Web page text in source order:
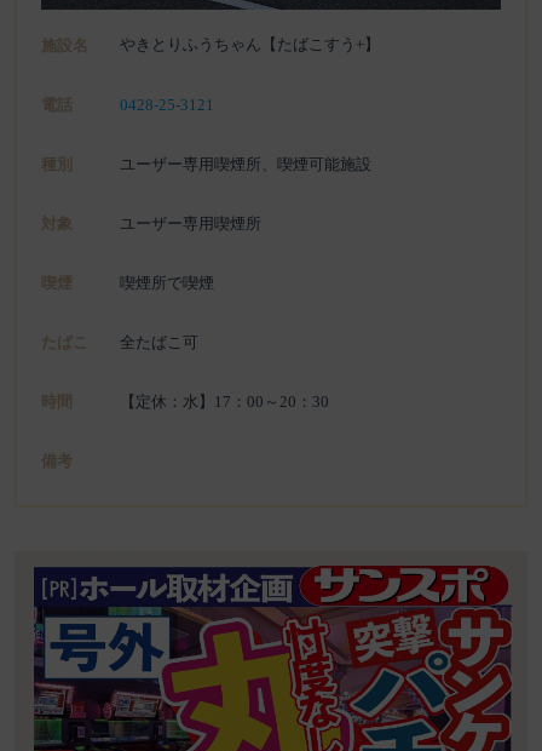
施設名 やきとりふうちゃん【たばこすう+】
電話 0428-25-3121
種別 ユーザー専用喫煙所、喫煙可能施設
対象 ユーザー専用喫煙所
喫煙 喫煙所で喫煙
たばこ 全たばこ可
時間 【定休：水】17：00～20：30
備考